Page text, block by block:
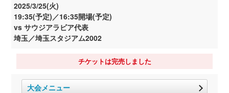
2025/3/25(火)
19:35(予定)／16:35開場(予定)
vs サウジアラビア代表
埼玉／埼玉スタジアム2002
チケットは完売しました
大会メニュー